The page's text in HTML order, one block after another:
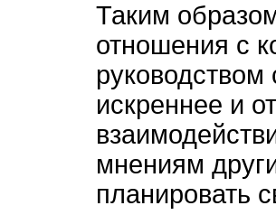
Таким
отношения с
руководством
искреннее и
мнениям
планировать